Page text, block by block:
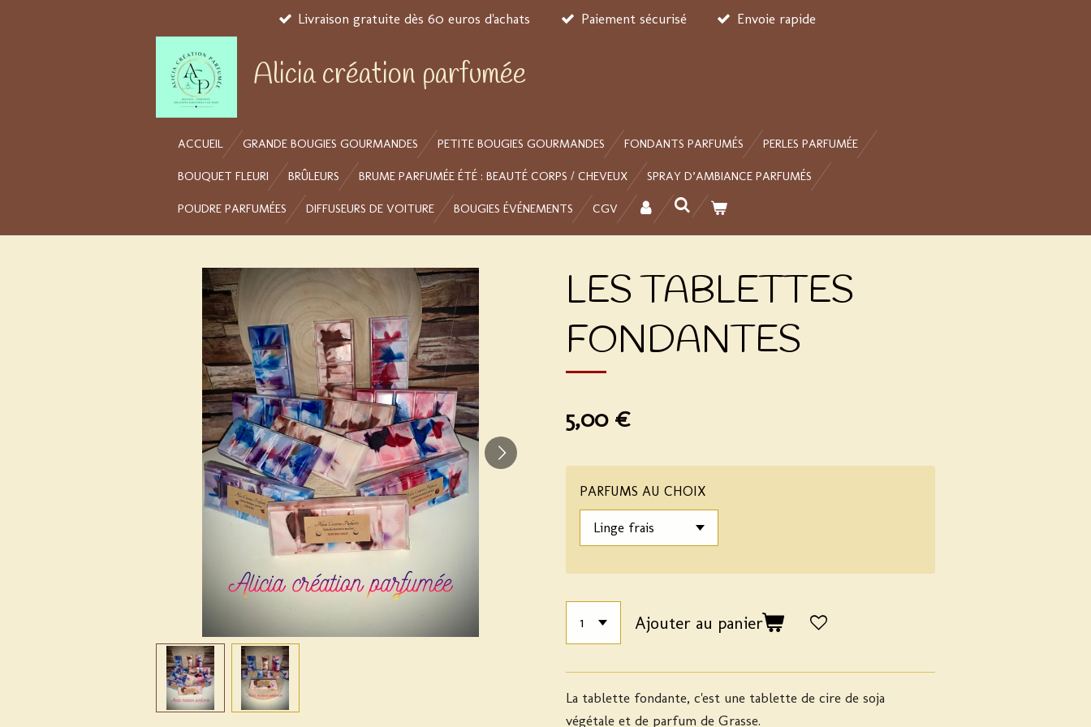
Livraison gratuite dès 60 euros d'achats Paiement sécurisé Envoie rapide
Alicia création parfumée
ACCUEIL GRANDE BOUGIES GOURMANDES PETITE BOUGIES GOURMANDES FONDANTS PARFUMÉS PERLES PARFUMÉE
BOUQUET FLEURI BRÛLEURS BRUME PARFUMÉE ÉTÉ : BEAUTÉ CORPS / CHEVEUX SPRAY D’AMBIANCE PARFUMÉS
POUDRE PARFUMÉES DIFFUSEURS DE VOITURE BOUGIES ÉVÉNEMENTS CGV
LES TABLETTES
FONDANTES
5,00 €
PARFUMS AU CHOIX
Ajouter au panier
La tablette fondante, c'est une tablette de cire de soja
végétale et de parfum de Grasse.